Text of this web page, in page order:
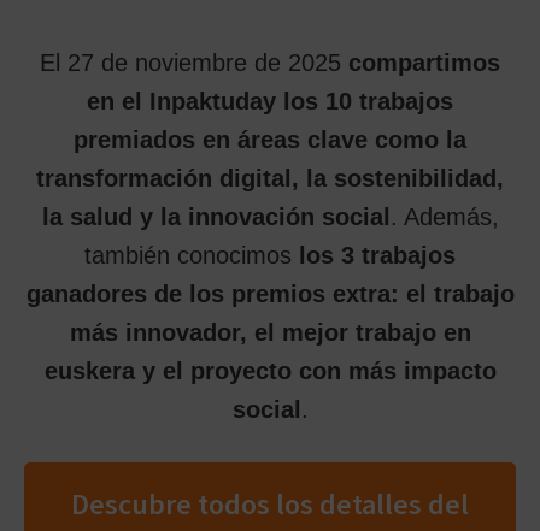
El 27 de noviembre de 2025 compartimos
en el Inpaktuday los 10 trabajos
premiados en áreas clave como la
transformación digital, la sostenibilidad,
la salud y la innovación social . Además,
también conocimos
los 3 trabajos
ganadores de los premios extra: el trabajo
más innovador, el mejor trabajo en
euskera y el proyecto con más impacto
social .
Descubre todos los detalles del